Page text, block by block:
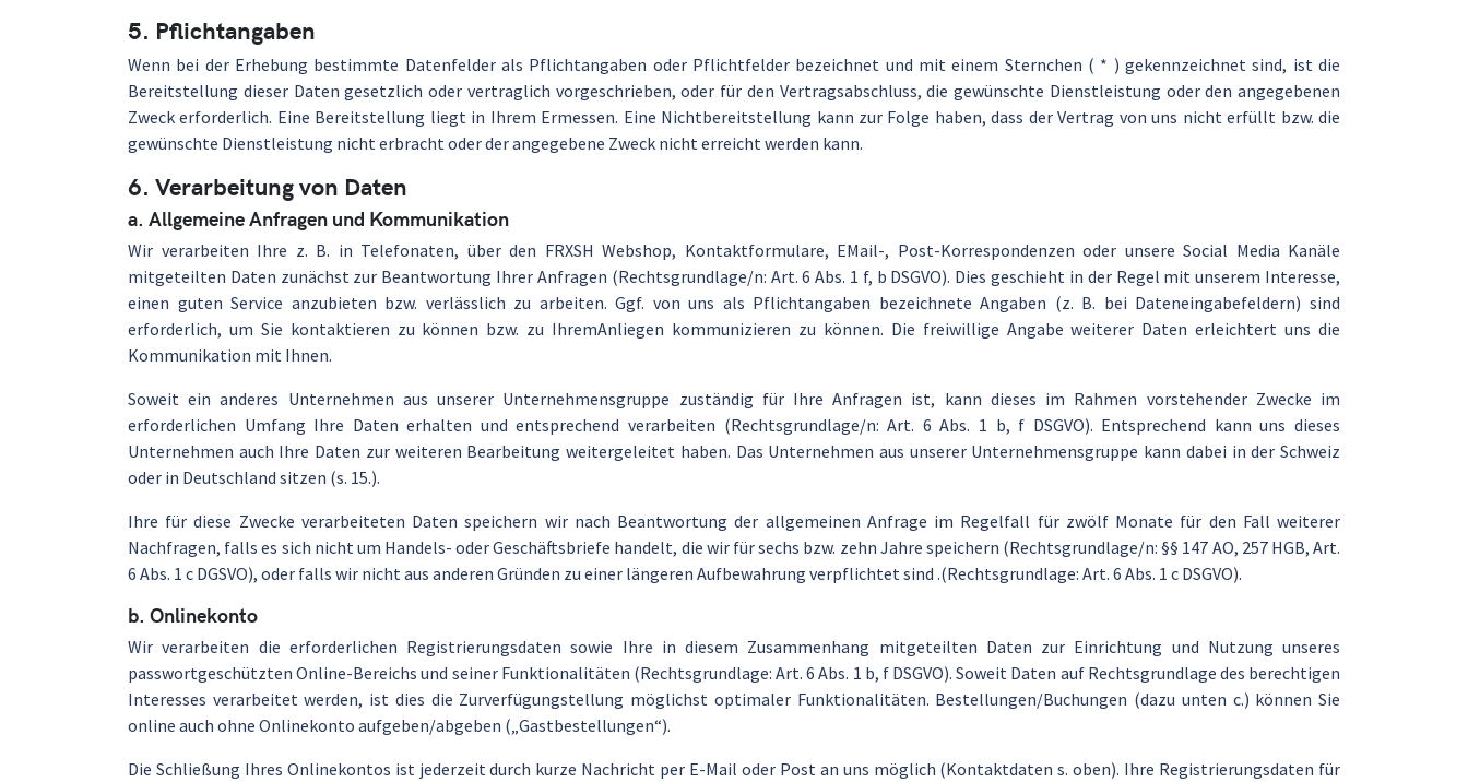
5. Pflichtangaben
Wenn bei der Erhebung bestimmte Datenfelder als Pflichtangaben oder Pflichtfelder bezeichnet und mit einem Sternchen ( * ) gekennzeichnet sind, ist die
Bereitstellung dieser Daten gesetzlich oder vertraglich vorgeschrieben, oder für den Vertragsabschluss, die gewünschte Dienstleistung oder den angegebenen
Zweck erforderlich. Eine Bereitstellung liegt in Ihrem Ermessen. Eine Nichtbereitstellung kann zur Folge haben, dass der Vertrag von uns nicht erfüllt bzw. die
gewünschte Dienstleistung nicht erbracht oder der angegebene Zweck nicht erreicht werden kann.
6. Verarbeitung von Daten
a. Allgemeine Anfragen und Kommunikation
Wir verarbeiten Ihre z. B. in Telefonaten, über den FRXSH Webshop, Kontaktformulare, EMail-, Post-Korrespondenzen oder unsere Social Media Kanäle
mitgeteilten Daten zunächst zur Beantwortung Ihrer Anfragen (Rechtsgrundlage/n: Art. 6 Abs. 1 f, b DSGVO). Dies geschieht in der Regel mit unserem Interesse,
einen guten Service anzubieten bzw. verlässlich zu arbeiten. Ggf. von uns als Pflichtangaben bezeichnete Angaben (z. B. bei Dateneingabefeldern) sind
erforderlich, um Sie kontaktieren zu können bzw. zu IhremAnliegen kommunizieren zu können. Die freiwillige Angabe weiterer Daten erleichtert uns die
Kommunikation mit Ihnen.
Soweit ein anderes Unternehmen aus unserer Unternehmensgruppe zuständig für Ihre Anfragen ist, kann dieses im Rahmen vorstehender Zwecke im
erforderlichen Umfang Ihre Daten erhalten und entsprechend verarbeiten (Rechtsgrundlage/n: Art. 6 Abs. 1 b, f DSGVO). Entsprechend kann uns dieses
Unternehmen auch Ihre Daten zur weiteren Bearbeitung weitergeleitet haben. Das Unternehmen aus unserer Unternehmensgruppe kann dabei in der Schweiz
oder in Deutschland sitzen (s. 15.).
Ihre für diese Zwecke verarbeiteten Daten speichern wir nach Beantwortung der allgemeinen Anfrage im Regelfall für zwölf Monate für den Fall weiterer
Nachfragen, falls es sich nicht um Handels- oder Geschäftsbriefe handelt, die wir für sechs bzw. zehn Jahre speichern (Rechtsgrundlage/n: §§ 147 AO, 257 HGB, Art.
6 Abs. 1 c DGSVO), oder falls wir nicht aus anderen Gründen zu einer längeren Aufbewahrung verpflichtet sind .(Rechtsgrundlage: Art. 6 Abs. 1 c DSGVO).
b. Onlinekonto
Wir verarbeiten die erforderlichen Registrierungsdaten sowie Ihre in diesem Zusammenhang mitgeteilten Daten zur Einrichtung und Nutzung unseres
passwortgeschützten Online-Bereichs und seiner Funktionalitäten (Rechtsgrundlage: Art. 6 Abs. 1 b, f DSGVO). Soweit Daten auf Rechtsgrundlage des berechtigen
Interesses verarbeitet werden, ist dies die Zurverfügungstellung möglichst optimaler Funktionalitäten. Bestellungen/Buchungen (dazu unten c.) können Sie
online auch ohne Onlinekonto aufgeben/abgeben („Gastbestellungen“).
Die Schließung Ihres Onlinekontos ist jederzeit durch kurze Nachricht per E-Mail oder Post an uns möglich (Kontaktdaten s. oben). Ihre Registrierungsdaten für